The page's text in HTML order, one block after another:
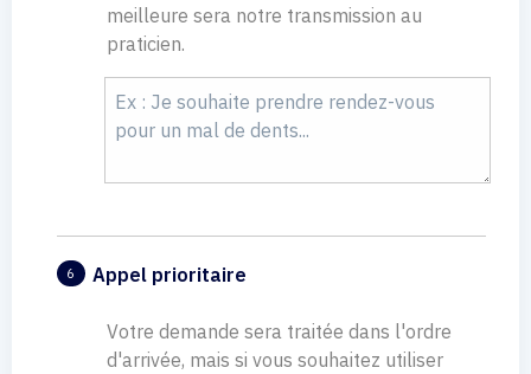
meilleure sera notre transmission au
praticien.
6 Appel prioritaire
Votre demande sera traitée dans l'ordre
d'arrivée, mais si vous souhaitez utiliser